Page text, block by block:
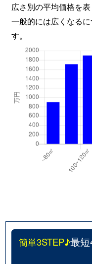
広さ別の平均価格を表
一般的には広くなる
す。
簡単3STEP♪最